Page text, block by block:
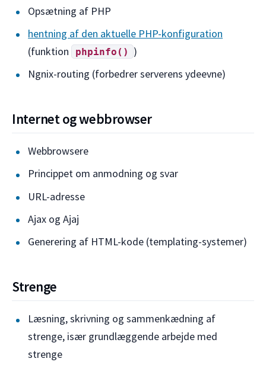
Opsætning af PHP
hentning af den aktuelle PHP-konfiguration
(funktion
phpinfo()
)
Ngnix-routing (forbedrer serverens ydeevne)
Internet og webbrowser
Webbrowsere
Princippet om anmodning og svar
URL-adresse
Ajax og Ajaj
Generering af HTML-kode (templating-systemer)
Strenge
Læsning, skrivning og sammenkædning af
strenge, især grundlæggende arbejde med
strenge